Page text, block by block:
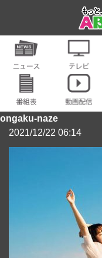
ongaku-naze
2021/12/22 06:14